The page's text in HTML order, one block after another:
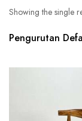
Showing the single
Pengurutan